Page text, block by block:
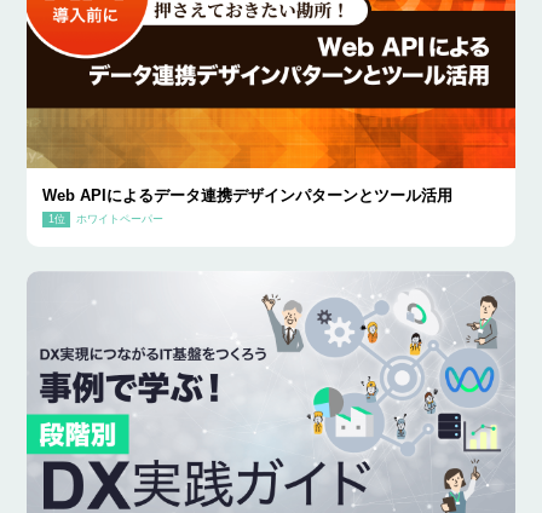
Web APIによるデータ連携デザインパターンとツール活用
ホワイトペーパー